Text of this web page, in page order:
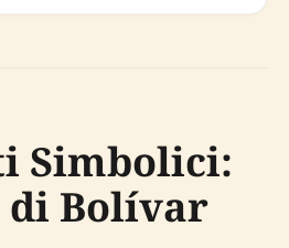
Simbolici:
di Bolívar